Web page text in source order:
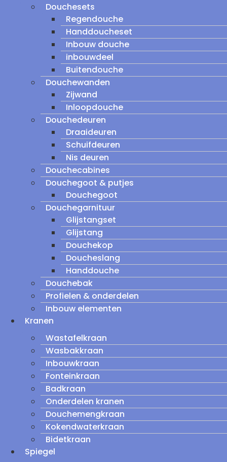
Douchesets
Regendouche
Handdoucheset
Inbouw douche
inbouwdeel
Buitendouche
Douchewanden
Zijwand
Inloopdouche
Douchedeuren
Draaideuren
Schuifdeuren
Nis deuren
Douchecabines
Douchegoot & putjes
Douchegoot
Douchegarnituur
Glijstangset
Glijstang
Douchekop
Doucheslang
Handdouche
Douchebak
Profielen & onderdelen
Inbouw elementen
Kranen
Wastafelkraan
Wasbakkraan
Inbouwkraan
Fonteinkraan
Badkraan
Onderdelen kranen
Douchemengkraan
Kokendwaterkraan
Bidetkraan
Spiegel